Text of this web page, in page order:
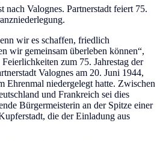
nach Valognes. Partnerstadt feiert 75.
wir es schaffen, friedlich
wir gemeinsam überleben können“,
zum 75. Jahrestag der
Valognes am 20. Juni 1944,
Ehrenmal niedergelegt hatte. Zwischen
und Frankreich sei dies
Bürgermeisterin an der Spitze einer
die der Einladung aus